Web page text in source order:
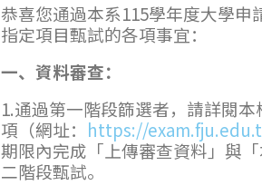
恭喜您通過本系115學年度大學
指定項目甄試的各項事宜：
一、資料審查：
1.通過第一階段篩選者，請詳閱
項（網址： https://
期限內完成「上傳審查資料」與
二階段甄試。